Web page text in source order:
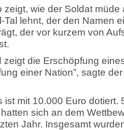
zeigt, wie der Soldat müde
Tal lehnt, der den Namen
der vor kurzem von
zeigt die Erschöpfung
einer Nation”, sagte
ist mit 10.000 Euro
sich an dem
Jahr. Insgesamt